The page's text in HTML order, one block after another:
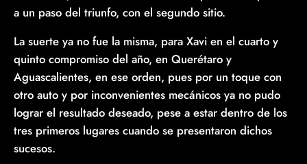
a un paso del triunfo, con el segundo sitio.
La suerte ya no fue la misma, para Xavi en el cuarto y
quinto compromiso del año, en Querétaro y
Aguascalientes, en ese orden, pues por un toque con
otro auto y por inconvenientes mecánicos ya no pudo
lograr el resultado deseado, pese a estar dentro de los
tres primeros lugares cuando se presentaron dichos
sucesos.